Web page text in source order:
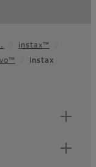
instax™
instax